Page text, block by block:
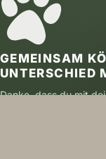
GEMEINSAM
UNTERSCHIED
Danke, dass du mit